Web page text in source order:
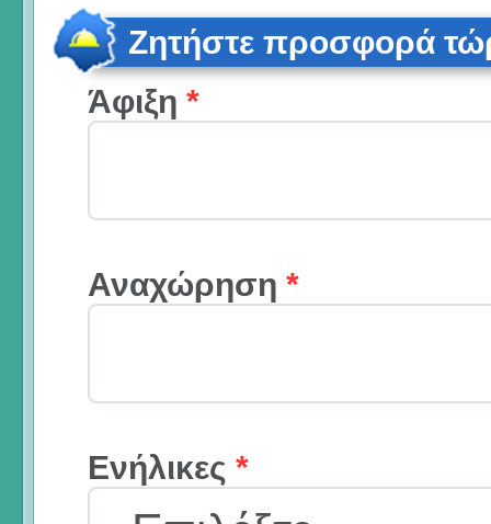
Ζητήστε προσφορά
Άφιξη *
Αναχώρηση *
Ενήλικες *